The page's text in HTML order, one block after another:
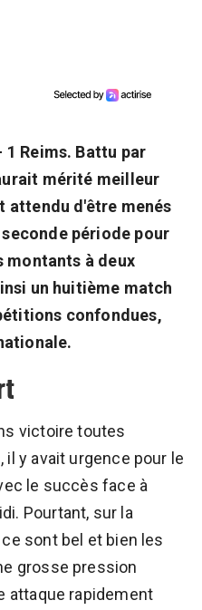
1 Reims. Battu par
mérité meilleur
attendu d'être menés
période pour
montants à deux
un huitième match
confondues,
victoire toutes
y avait urgence pour le
le succès face à
Pourtant, sur la
sont bel et bien les
grosse pression
attaque rapidement